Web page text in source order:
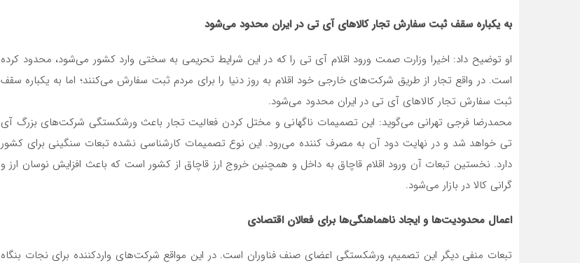
به یکباره سقف ثبت سفارش تجار کالاهای آی تی در ایران محدود می‌شود
او توضیح داد: اخیرا وزارت صمت ورود اقلام آی تی را که در این شرایط تحریمی به سختی وارد کشور می‌شود، محدود کرده
است. در واقع تجار از طریق شرکت‌های خارجی خود اقلام به روز دنیا را برای مردم ثبت سفارش می‌کنند؛ اما به یکباره سقف
ثبت سفارش تجار کالاهای آی تی در ایران محدود می‌شود.
محمدرضا فرجی تهرانی می‌گوید: این تصمیمات ناگهانی و مختل کردن فعالیت تجار باعث ورشکستگی شرکت‌های بزرگ آی
تی خواهد شد و در نهایت دود آن به مصرف کننده می‌رود. این نوع تصمیمات کارشناسی نشده تبعات سنگینی برای کشور
دارد. نخستین تبعات آن ورود اقلام قاچاق به داخل و همچنین خروج ارز قاچاق از کشور است که باعث افزایش نوسان ارز و
گرانی کالا در بازار می‌شود.
اعمال محدودیت‌ها و ایجاد ناهماهنگی‌ها برای فعالان اقتصادی
تبعات منفی دیگر این تصمیم، ورشکستگی اعضای صنف فناوران است. در این مواقع شرکت‌های واردکننده برای نجات بنگاه